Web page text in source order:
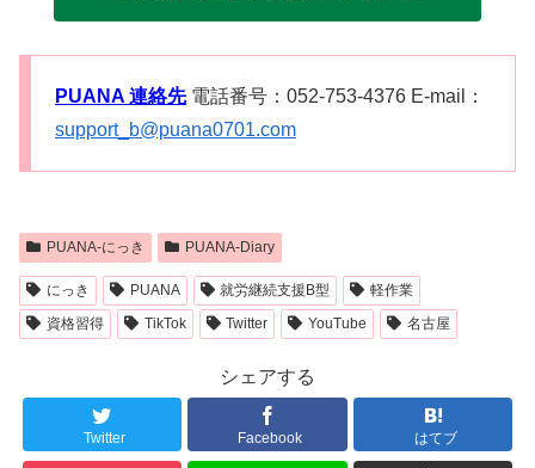
PUANA 連絡先電話番号：052-753-4376 E-mail：
support_b@puana0701.com
PUANA-にっき PUANA-Diary
にっき PUANA 就労継続支援B型
軽作業
資格習得
TikTok Twitter YouTube 名古屋
シェアする
Twitter Facebook はてブ